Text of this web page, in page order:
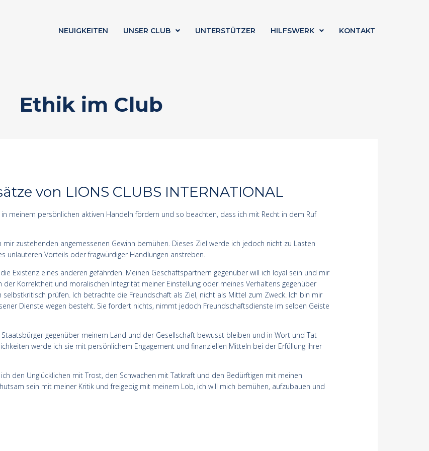
NEUIGKEITEN UNSER CLUB UNTERSTÜTZER HILFSWERK KONTAKT
Ethik im Club
von LIONS CLUBS INTERNATIONAL
meinem persönlichen aktiven Handeln fördern und so beachten, dass ich mit Recht in dem Ruf
zustehenden angemessenen Gewinn bemühen. Dieses Ziel werde ich jedoch nicht zu Lasten
unlauteren Vorteils oder fragwürdiger Handlungen anstreben.
Existenz eines anderen gefährden. Meinen Geschäftspartnern gegenüber will ich loyal sein und mir
Korrektheit und moralischen Integrität meiner Einstellung oder meines Verhaltens gegenüber
prüfen. Ich betrachte die Freundschaft als Ziel, nicht als Mittel zum Zweck. Ich bin mir
Dienste wegen besteht. Sie fordert nichts, nimmt jedoch Freundschaftsdienste im selben Geiste
gegenüber meinem Land und der Gesellschaft bewusst bleiben und in Wort und Tat
werde ich sie mit persönlichem Engagement und finanziellen Mitteln bei der Erfüllung ihrer
den Unglücklichen mit Trost, den Schwachen mit Tatkraft und den Bedürftigen mit meinen
sein mit meiner Kritik und freigebig mit meinem Lob, ich will mich bemühen, aufzubauen und